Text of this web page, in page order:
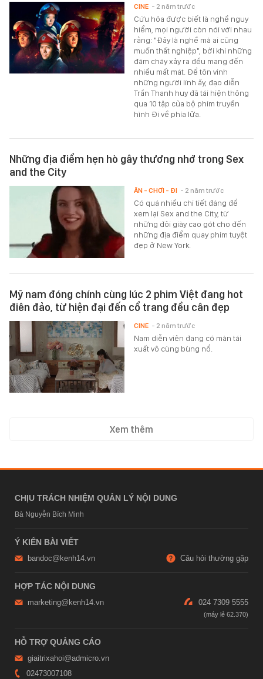
Cứu hỏa được biết là nghề nguy
hiểm, mọi người còn nói với nhau
rằng: "Đây là nghề mà ai cũng
muốn thất nghiệp", bởi khi những
đám cháy xảy ra đều mang đến
nhiều mất mát. Để tôn vinh
những người lính ấy, đạo diễn
Trần Thanh huy đã tái hiện thông
qua 10 tập của bộ phim truyền
hình Đi về phía lửa.
CINE - 2 năm trước
Những địa điểm hẹn hò gây thương nhớ trong Sex
and the City
Có quá nhiều chi tiết đáng để
xem lại Sex and the City, từ
những đôi giày cao gót cho đến
những địa điểm quay phim tuyệt
đẹp ở New York.
ĂN - CHƠI - ĐI - 2 năm trước
Mỹ nam đóng chính cùng lúc 2 phim Việt đang hot
điên đảo, từ hiện đại đến cổ trang đều cân đẹp
Nam diễn viên đang có màn tái
xuất vô cùng bùng nổ.
CINE - 2 năm trước
Xem thêm
CHỊU TRÁCH NHIỆM QUẢN LÝ NỘI DUNG
Bà Nguyễn Bích Minh
Ý KIẾN BÀI VIẾT
bandoc@kenh14.vn Câu hỏi thường gặp
HỢP TÁC NỘI DUNG
marketing@kenh14.vn 024 7309 5555
HỖ TRỢ QUẢNG CÁO
giaitrixahoi@admicro.vn
02473007108